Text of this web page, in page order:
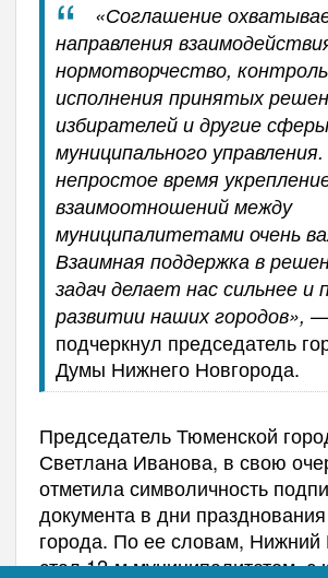
«Соглашение
направления
нормотворчество, контроль
исполнения принятых
избирателей и другие сферы
муниципального
непростое время
взаимоотношений между
муниципалитетами очень
Взаимная поддержка в
задач делает нас сильнее и
развитии наших городов»,
подчеркнул председатель
Думы Нижнего Новгорода.
Председатель Тюменской
Светлана Иванова, в свою
отметила символичность
документа в дни
города. По ее словам, Нижний
стал 12-м муниципалитетом, с